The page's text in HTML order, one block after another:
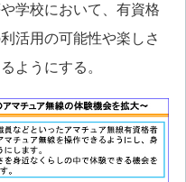
学校において、有資格
活用の可能性や楽しさ
ようにする。